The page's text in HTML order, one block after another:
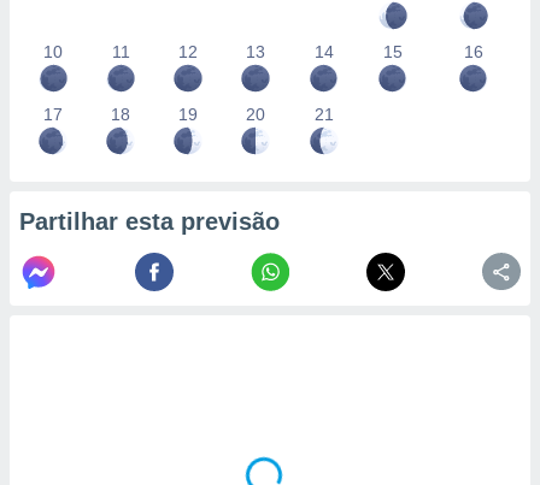
10 11 12 13 14 15 16
17 18 19 20 21
Partilhar esta previsão